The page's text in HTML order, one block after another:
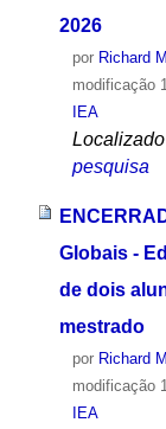
2026
por Richard
modificação
IEA
pesquisa
Globais -
de dois
mestrado
por Richard
modificação
IEA